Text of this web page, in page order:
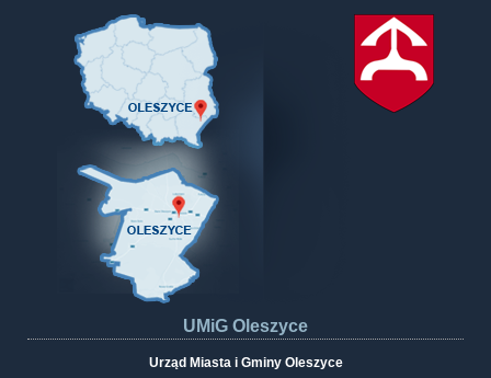
UMiG Oleszyce
Urząd Miasta i Gminy Oleszyce